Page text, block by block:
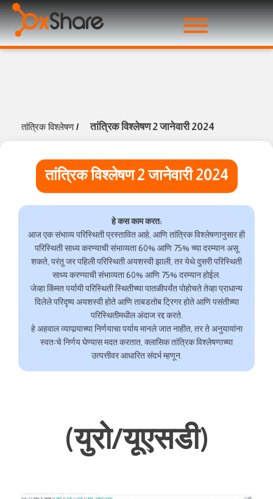
तांत्रिक विश्लेषण/ तांत्रिक विश्लेषण 2 जानेवारी 2024
तांत्रिक विश्लेषण 2 जानेवारी 2024
हे कस काम करत:
आज एक संभाव्य परिस्थिती प्रस्तावित आहे, आणि तांत्रिक विश्लेषणानुसार ही
परिस्थिती साध्य करण्याची संभाव्यता 60% आणि 75% च्या दरम्यान असू
शकते, परंतु जर पहिली परिस्थिती अयशस्वी झाली, तर येथे दुसरी परिस्थिती
साध्य करण्याची संभाव्यता 60% आणि 75% दरम्यान होईल.
जेव्हा किंमत पर्यायी परिस्थिती स्थितीच्या पातळीपर्यंत पोहोचते तेव्हा प्राधान्य
दिलेले परिदृष्य अयशस्वी होते आणि ताबडतोब ट्रिगर होते आणि पसंतीच्या
परिस्थितीमधील अंदाज रद्द करते.
हे अहवाल व्यापार्‍याच्या निर्णयाचा पर्याय मानले जात नाहीत, तर ते अनुयायांना
स्वतःचे निर्णय घेण्यास मदत करतात, क्लासिक तांत्रिक विश्लेषणाच्या
उत्पत्तीवर आधारित संदर्भ म्हणून.
(युरो/यूएसडी)